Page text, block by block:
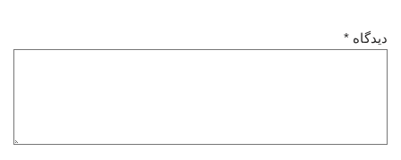
دیدگاه *